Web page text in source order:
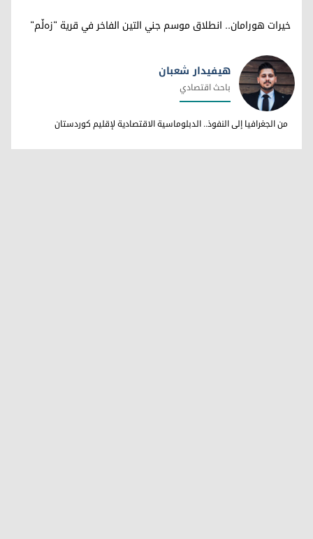
خيرات هورامان.. انطلاق موسم جني التين الفاخر في قرية "زەڵم"
هيفيدار شعبان
هيفيدار شعبان
باحث اقتصادي
من الجغرافيا إلى النفوذ.. الدبلوماسية الاقتصادية لإقليم كوردستان